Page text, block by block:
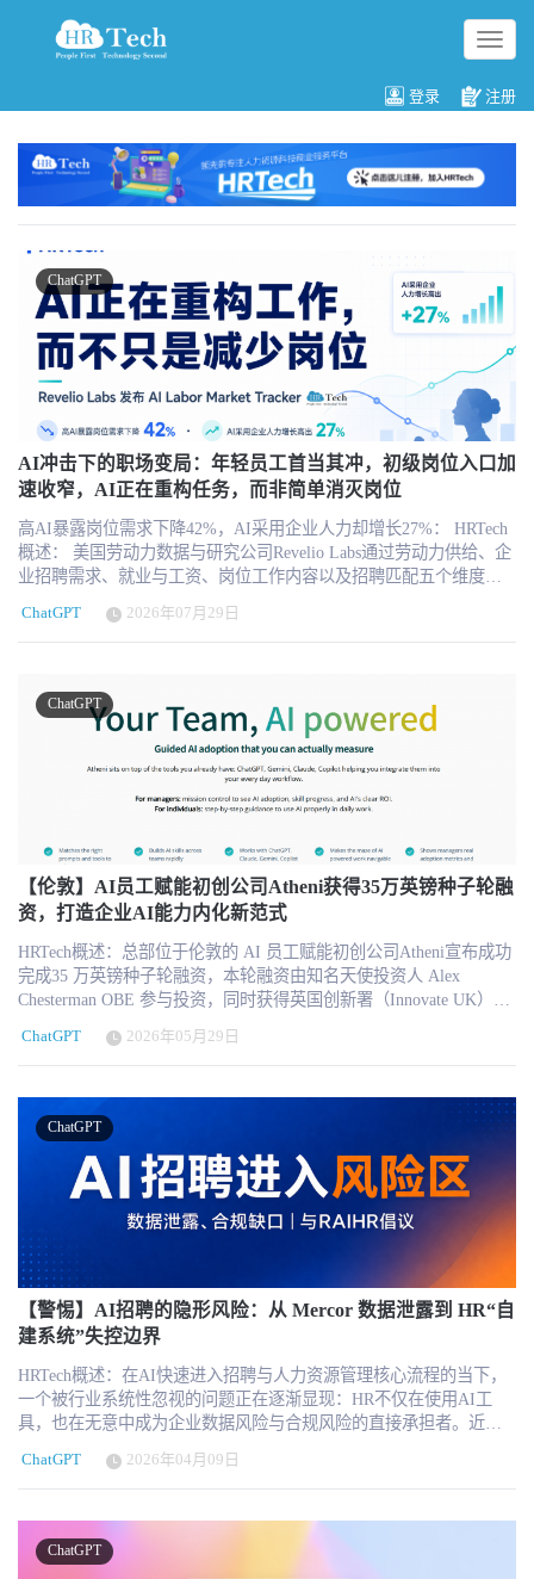
切
换
航
登录 注册
ChatGPT
AI冲击下的职场变局：年轻员工首当其冲，初级岗位入口加
速收窄，AI正在重构任务，而非简单消灭岗位
高AI暴露岗位需求下降42%，AI采用企业人力却增长27%： HRTech
概述： 美国劳动力数据与研究公司Revelio Labs通过劳动力供给、企
业招聘需求、就业与工资、岗位工作内容以及招聘匹配五个维度，
持续追踪人工智能对美国劳动力市场的实际影响。首期数据显示，
自2022年10月以来，AI暴露度最高职业的招聘需求相对于最低暴露
职业下降42%；与此同时，已经采用AI的企业，员工规模增长却比
不是简单的“机器取代人”，而是企业内部的任务组合、人才结构和招
聘方式正在同步重构。 从预测岗位消失，转向观察正在发生的变化
围绕AI与就业市场的讨论，过去几年一直充斥着相互矛盾的判断。
一些研究预测AI将大规模取代岗位，另一些观点则认为AI能够提高
生产率、创造新职业并推动企业增长。 Revelio Labs推出AI Labor
Market Tracker的核心目的，是减少这种以预测为主的讨论，转而通
业、技能和工作内容产生了什么影响？ 该Tracker将按月更新，结合
Revelio Labs自身的劳动力数据、招聘职位、薪酬信息和员工情绪数
据，同时参考并更新相关学术研究结论。追踪范围包括劳动力供
匹配。Revelio Labs表示，其底层数据覆盖超过3000万家公司、50亿
条招聘职位以及195个以上国家和地区。 需要注意的是，产品虽然使
用“实时衡量”作为定位，但其首期指标主要反映截至2026年6月的劳
动力市场变化，并按照月度节奏更新。更加准确的理解，应当是一
代 首期Tracker中最受关注的数据，是AI暴露度最高职业的招聘需求
出现明显下降。 Revelio Labs正式Tracker页面显示，自2022年10月以
来，AI暴露度最高职业的招聘需求相对于最低暴露职业下降了
42%。这里的“AI暴露度”并不是指企业已经使用AI取代了这些岗位，
而是衡量某项职业中的工作活动，有多大比例在技术上可能由当前
生成式AI完成。 例如，数据整理、基础分析、文案起草、内容总
结、信息录入和标准化报告等任务，通常具有较高的AI暴露度。即
使企业尚未正式部署AI，也可能因为预期这些任务未来会被自动
化，而减少相关岗位招聘、调整岗位职责，或者提高招聘门槛。
Revelio Labs的新闻稿以数据工程师和金融分析师等岗位为例，称AI
暴露程度较高职业的招聘需求相对于低暴露职业下降36%。但公司正
式Tracker页面显示的最新数字为42%。两个页面分别以2022年11月
和2022年10月为比较基准，公开资料没有进一步解释两组数字差异
的具体原因。HRTech建议，在引用该研究时以正式Tracker页面显示
的42%为主，同时注明新闻稿曾使用36%的表述，避免将不同口径混
用。 更重要的是，AI暴露度高并不意味着这些岗位已经消失。
初级岗位正在承受更明显的压力 AI对不同职级和年龄人群的影响并
ChatGPT 2026年07月29日
ChatGPT
【伦敦】AI员工赋能初创公司Atheni获得35万英镑种子轮融
资，打造企业AI能力内化新范式
HRTech概述：总部位于伦敦的 AI 员工赋能初创公司Atheni宣布成功
完成35 万英镑种子轮融资，本轮融资由知名天使投资人 Alex
Chesterman OBE 参与投资，同时获得英国创新署（Innovate UK）官
方资助，资金将用于核心产品迭代与市场拓展，助力企业破解 AI 工
具落地 “浅尝辄止” 的行业痛点。Atheni 核心产品Atheni Accelerator
以 “工作流嵌入 + 角色定制化” 为核心，将 AI 指导深度融入员工日
常操作场景。平台聚焦 ChatGPT、Claude、Copilot 等主流 AI 工具，
为不同岗位员工提供个性化提示词、场景化操作指引及实时反馈支
持，从 “教员工用 AI” 升级为 “让员工善用 AI”，推动 AI 从基础工
具应用向决策辅助、思维升级的深层价值跨越。 总部位于伦敦的 AI
员工赋能初创公司Atheni宣布成功完成35 万英镑种子轮融资，本轮
融资由知名天使投资人 Alex Chesterman OBE 参与投资，同时获得英
国创新署（Innovate UK）官方资助，资金将用于核心产品迭代与市
场拓展，助力企业破解 AI 工具落地 “浅尝辄止” 的行业痛点。 深耕
AI 能力内化，重构企业 AI 应用逻辑 区别于传统 AI 培训 “一次性灌
输、知识留存低” 的短板，Atheni 核心产品Atheni Accelerator以 “工
作流嵌入 + 角色定制化” 为核心，将 AI 指导深度融入员工日常操作
岗位员工提供个性化提示词、场景化操作指引及实时反馈支持，从
“教员工用 AI” 升级为 “让员工善用 AI”，推动 AI 从基础工具应用向
决策辅助、思维升级的深层价值跨越。 两年客户验证成效显著，高
留存印证市场刚需 Atheni 由 Mackenzie Howe 与 Louise Ballard 联合
融服务、私募股权等多元行业，数据显示，客户接入平台 90 天内用
户参与率超 90%，显著高于行业平均水平，充分验证产品的普适性
ChatGPT 2026年05月29日
ChatGPT
【警惕】AI招聘的隐形风险：从 Mercor 数据泄露到 HR“自
建系统”失控边界
HRTech概述：在AI快速进入招聘与人力资源管理核心流程的当下，
一个被行业系统性忽视的问题正在逐渐显现：HR不仅在使用AI工
具，也在无意中成为企业数据风险与合规风险的直接承担者。近期
AI招聘公司 Mercor 遭遇网络攻击的事件，与 Ben Eubanks 对“vibe
coding”现象的警示，实际上共同指向同一个更深层的趋势——AI正
在打破HR系统原有的边界，而组织尚未建立与之匹配的治理能力。
Mercor事件：AI招聘架构的系统性脆弱性 从表面看，Mercor事件是
一次典型的数据安全事故，其攻击路径被认为与开源项目 LiteLLM
的漏洞相关。但如果从架构层面分析，这并非孤立事件，而是AI招
ChatGPT 2026年04月09日
ChatGPT